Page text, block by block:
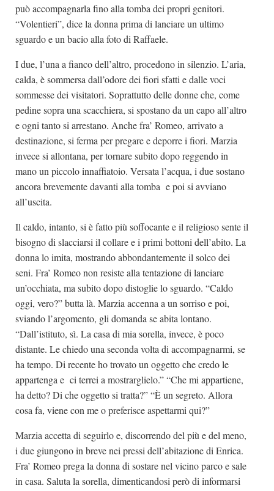
può accompagnarla fino alla tomba dei propri genitori.
“Volentieri”, dice la donna prima di lanciare un ultimo
sguardo e un bacio alla foto di Raffaele.
I due, l’una a fianco dell’altro, procedono in silenzio. L’aria,
calda, è sommersa dall’odore dei fiori sfatti e dalle voci
sommesse dei visitatori. Soprattutto delle donne che, come
pedine sopra una scacchiera, si spostano da un capo all’altro
e ogni tanto si arrestano. Anche fra’ Romeo, arrivato a
destinazione, si ferma per pregare e deporre i fiori. Marzia
invece si allontana, per tornare subito dopo reggendo in
mano un piccolo innaffiatoio. Versata l’acqua, i due sostano
ancora brevemente davanti alla tomba e poi si avviano
all’uscita.
Il caldo, intanto, si è fatto più soffocante e il religioso sente il
bisogno di slacciarsi il collare e i primi bottoni dell’abito. La
donna lo imita, mostrando abbondantemente il solco dei
seni. Fra’ Romeo non resiste alla tentazione di lanciare
un’occhiata, ma subito dopo distoglie lo sguardo. “Caldo
oggi, vero?” butta là. Marzia accenna a un sorriso e poi,
sviando l’argomento, gli domanda se abita lontano.
“Dall’istituto, sì. La casa di mia sorella, invece, è poco
distante. Le chiedo una seconda volta di accompagnarmi, se
ha tempo. Di recente ho trovato un oggetto che credo le
appartenga e ci terrei a mostrarglielo.” “Che mi appartiene,
ha detto? Di che oggetto si tratta?” “È un segreto. Allora
cosa fa, viene con me o preferisce aspettarmi qui?”
Marzia accetta di seguirlo e, discorrendo del più e del meno,
i due giungono in breve nei pressi dell’abitazione di Enrica.
Fra’ Romeo prega la donna di sostare nel vicino parco e sale
in casa. Saluta la sorella, dimenticandosi però di informarsi